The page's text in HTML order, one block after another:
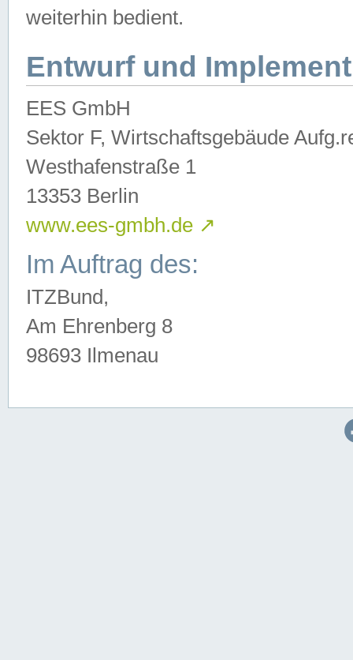
weiterhin bedient.
Entwurf und
EES GmbH
Sektor F, Wirtschaftsgebäude
Westhafenstraße 1
13353 Berlin
www.ees-gmbh.de ↗
Im Auftrag des:
ITZBund,
Am Ehrenberg 8
98693 Ilmenau